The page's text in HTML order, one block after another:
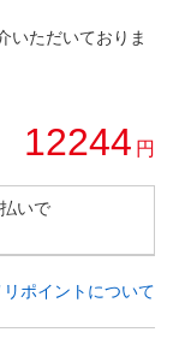
いただいておりま
12244 円
いで
リポイントについて